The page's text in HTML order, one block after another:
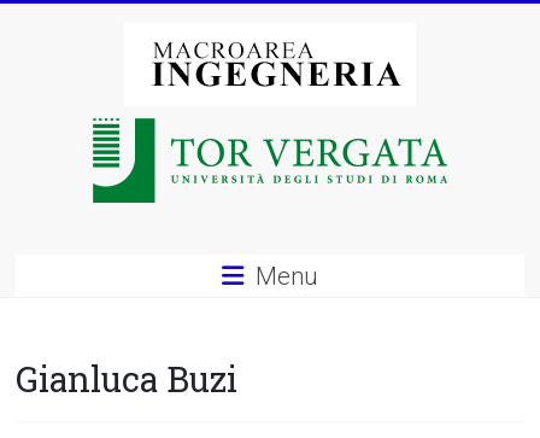
Macroarea
degli
Menu
Gianluca Buzi